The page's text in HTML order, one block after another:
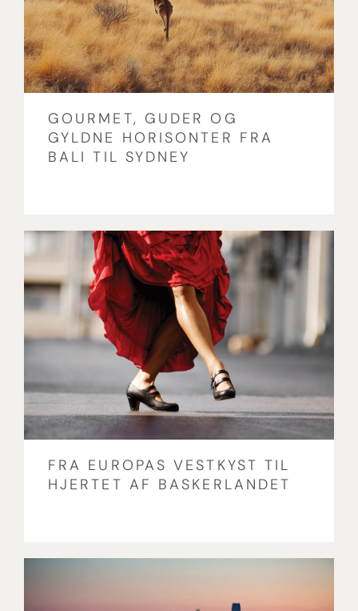
GOURMET, GUDER OG
GYLDNE HORISONTER FRA
BALI TIL SYDNEY
FRA EUROPAS VESTKYST TIL
HJERTET AF BASKERLANDET